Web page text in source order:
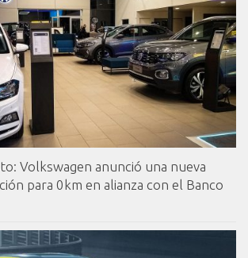
Volkswagen anunció una nueva
para 0km en alianza con el Banco